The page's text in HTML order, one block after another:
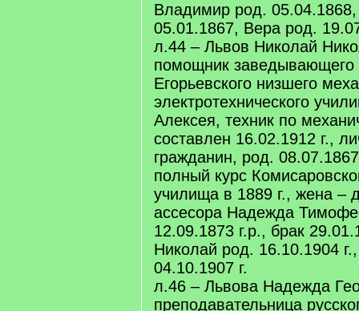
Владимир род.
05.01.1867, Вера род.
л.44 – Львов Николай
помощник заведывающего
Егорьевского низшего
электротехнического
Алексея, техник по
составлен 16.02.1912 г.,
гражданин, род.
полный курс
училища в 1889 г., жена –
ассесора Надежда
12.09.1873 г.р., брак
Николай род. 16.10.1904
04.10.1907 г.
л.46 – Львова Надежда
преподавательница